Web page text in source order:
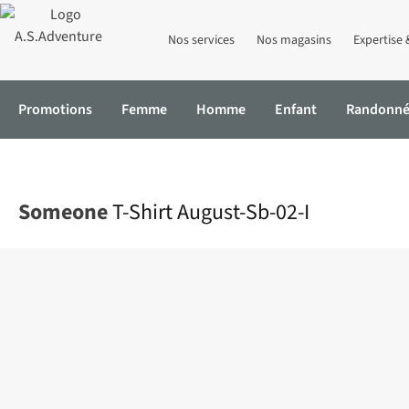
Nos services Nos magasins Expertise
Promotions Femme Homme Enfant
SomeoneT-Shirt August-Sb-02-I